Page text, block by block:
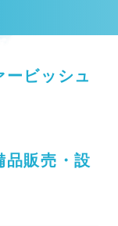
ビッシュ
品販売・設